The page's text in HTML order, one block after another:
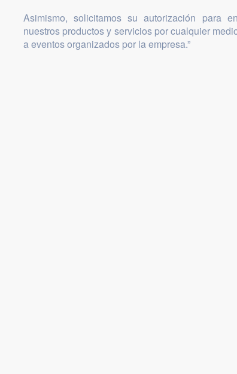
Asimismo, solicitamos su autorización para
nuestros productos y servicios por cualquier
a eventos organizados por la empresa.”